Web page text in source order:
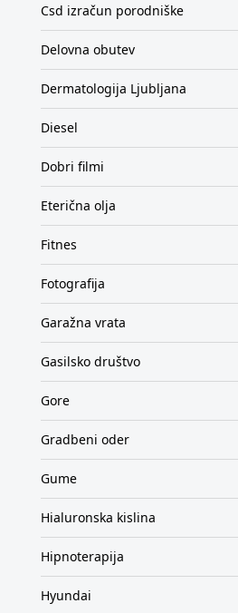
Csd izračun porodniške
Delovna obutev
Dermatologija Ljubljana
Diesel
Dobri filmi
Eterična olja
Fitnes
Fotografija
Garažna vrata
Gasilsko društvo
Gore
Gradbeni oder
Gume
Hialuronska kislina
Hipnoterapija
Hyundai